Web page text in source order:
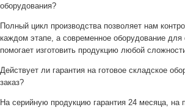
оборудования?
Полный цикл производства позволяет нам
каждом этапе, а современное оборудование для
помогает изготовить продукцию любой
Действует ли гарантия на готовое складское
заказ?
На серийную продукцию гарантия 24 месяца, на